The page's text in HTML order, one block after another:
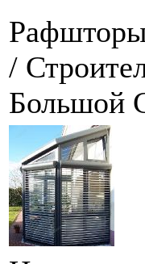
/
Большой